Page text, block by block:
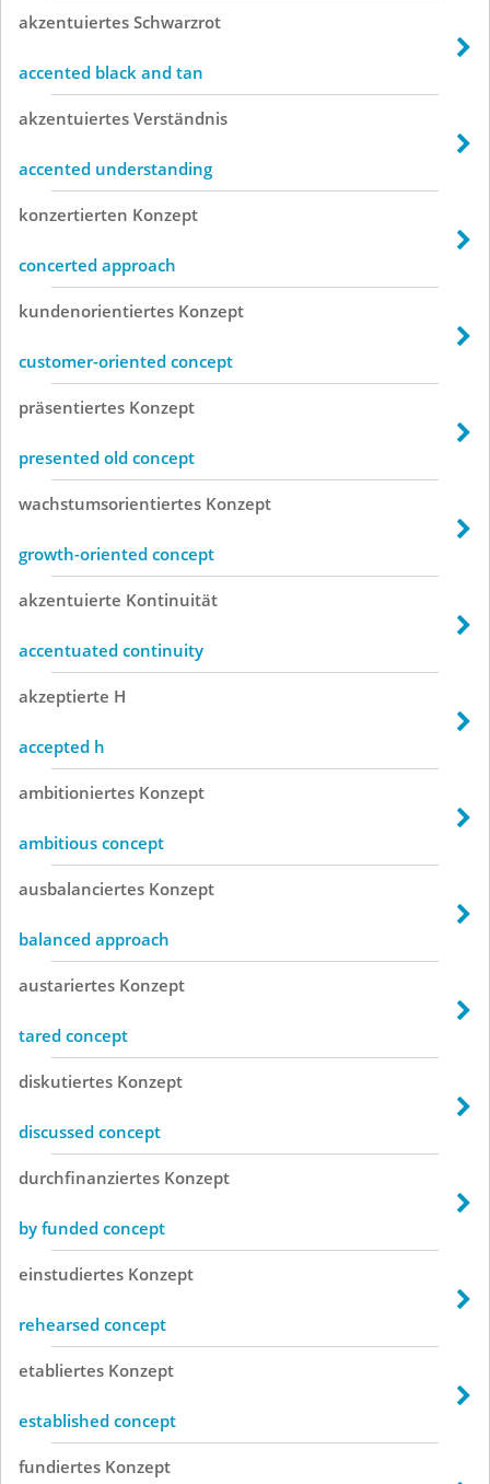
akzentuiertes Schwarzrot
accented black and tan
akzentuiertes Verständnis
accented understanding
konzertierten Konzept
concerted approach
kundenorientiertes Konzept
customer-oriented concept
präsentiertes Konzept
presented old concept
wachstumsorientiertes Konzept
growth-oriented concept
akzentuierte Kontinuität
accentuated continuity
akzeptierte H
accepted h
ambitioniertes Konzept
ambitious concept
ausbalanciertes Konzept
balanced approach
austariertes Konzept
tared concept
diskutiertes Konzept
discussed concept
durchfinanziertes Konzept
by funded concept
einstudiertes Konzept
rehearsed concept
etabliertes Konzept
established concept
fundiertes Konzept